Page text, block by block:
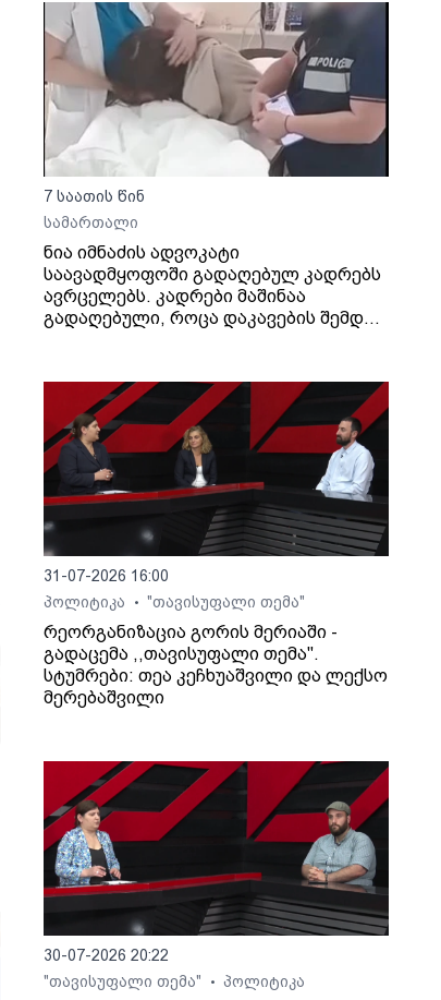
7 საათის წინ
სამართალი
ნია იმნაძის ადვოკატი
საავადმყოფოში გადაღებულ კადრებს
ავრცელებს. კადრები მაშინაა
გადაღებული, როცა დაკავების შემდეგ
31-07-2026 16:00
პოლიტიკა
• "თავისუფალი თემა"
რეორგანიზაცია გორის მერიაში -
გადაცემა ,,თავისუფალი თემა".
სტუმრები: თეა კეჩხუაშვილი და ლექსო
მერებაშვილი
30-07-2026 20:22
"თავისუფალი თემა"
• პოლიტიკა